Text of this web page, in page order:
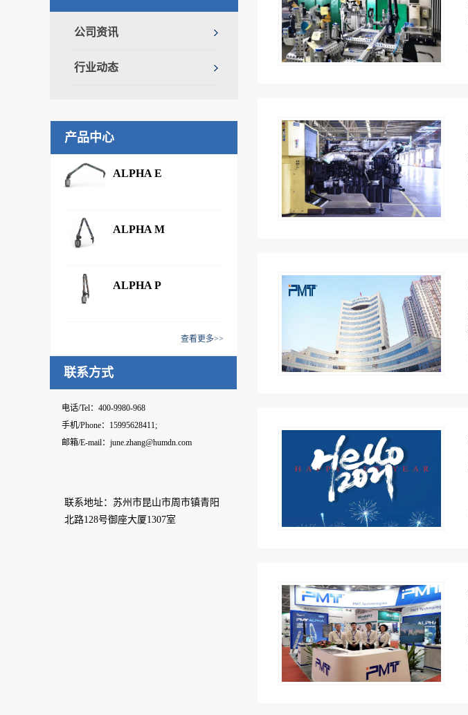
公司资讯
行业动态
产品中心
ALPHA E
ALPHA M
ALPHA P
查看更多>>
联系方式
电话/Tel：400-9980-968
手机/Phone：15995628411;
邮箱/E-mail：june.zhang@humdn.com
联系地址：苏州市昆山市周市镇青阳
北路128号御座大厦1307室